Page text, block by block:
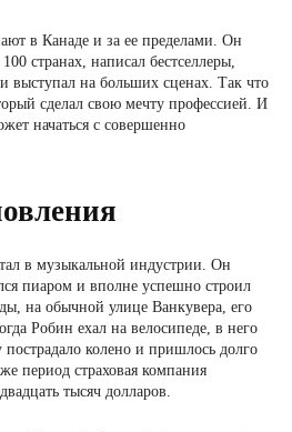
в Канаде и за ее пределами. Он
странах, написал бестселлеры,
выступал на больших сценах. Так что
сделал свою мечту профессией. И
начаться с совершенно
в музыкальной индустрии. Он
пиаром и вполне успешно строил
на обычной улице Ванкувера, его
Робин ехал на велосипеде, в него
колено и пришлось долго
период страховая компания
тысяч долларов.